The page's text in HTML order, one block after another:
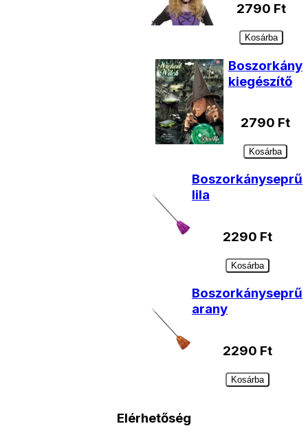
2790 Ft
Kosárba
Boszorkány
kiegészítő
2790 Ft
Kosárba
Boszorkányseprű
lila
2290 Ft
Kosárba
Boszorkányseprű
arany
2290 Ft
Kosárba
Elérhetőség